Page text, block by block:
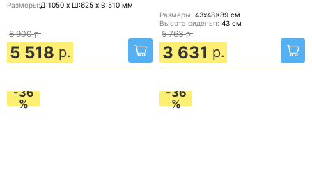
Размеры:Д:1050 x Ш:625 x В:510 мм
8 900 р.
5 518 р.
Размеры: 43x48x89 см
Высота сиденья: 43 см
5 763 р.
3 631 р.
-36
%
-36
%